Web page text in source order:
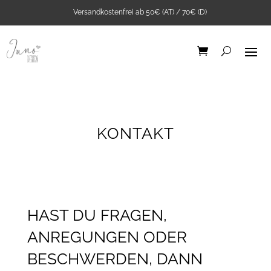
Versandkostenfrei ab 50€ (AT) / 70€ (D)
KONTAKT
HAST DU FRAGEN,
ANREGUNGEN ODER
BESCHWERDEN, DANN